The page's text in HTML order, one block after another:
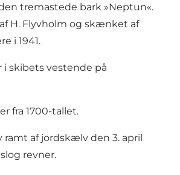
tremastede bark »Neptun«.
H. Flyvholm og skænket af
i 1941.
skibets vestende på
fra 1700-tallet.
ramt af jordskælv den 3. april
revner.